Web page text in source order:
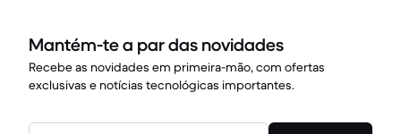
Mantém-te a par das novidades
Recebe as novidades em primeira-mão, com ofertas
exclusivas e notícias tecnológicas importantes.